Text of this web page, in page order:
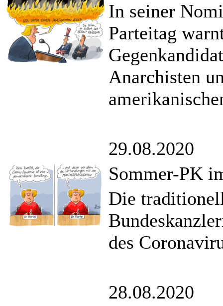
In seiner
Parteitag
Anarchisten
29.08.2020
Sommer-PK
Die
des
28.08.2020